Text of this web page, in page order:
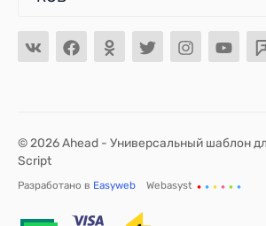
© 2026 Ahead - Универсальный шаблон
Script
Разработано в Easyweb Webasyst